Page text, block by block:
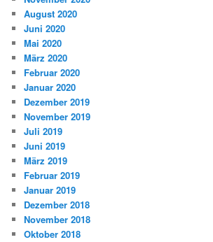
August 2020
Juni 2020
Mai 2020
März 2020
Februar 2020
Januar 2020
Dezember 2019
November 2019
Juli 2019
Juni 2019
März 2019
Februar 2019
Januar 2019
Dezember 2018
November 2018
Oktober 2018